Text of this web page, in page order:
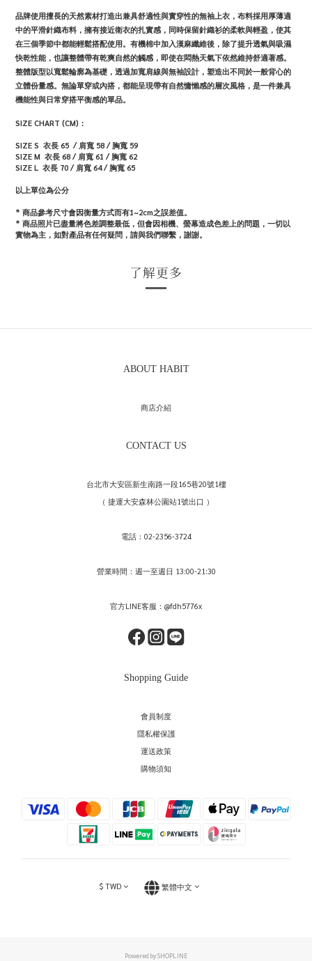
品牌使用擅長的天然素材打造出兼具舒適性與實穿性的無袖上衣，布料採用厚薄適
中的平滑針織布料，擁有接近衛衣的扎實感，同時保留針織衫的柔軟與輕盈，使其
在三個季節中都能輕鬆搭配使用。有機棉中加入漢麻纖維後，除了提升透氣與吸濕
快乾性能，也讓整體帶有乾爽自然的觸感，即使在悶熱天氣下依然維持舒適著感。
整體版型以寬鬆輪廓為基礎，透過加寬肩線與無袖設計，塑造出不同於一般背心的
立體份量感。無論單穿或內搭，都能呈現帶有自然慵懶感的層次風格，是一件兼具
機能性與日常穿搭平衡感的單品。
SIZE CHART (CM)：
SIZE S 衣長 65 / 肩寬 58 / 胸寬 59
SIZE M 衣長 68 / 肩寬 61 / 胸寬 62
SIZE L 衣長 70 / 肩寬 64 / 胸寬 65
以上單位為公分
* 商品參考尺寸會因衡量方式而有1~2cm之誤差值。
* 商品照片已盡量將色差調整最低，但會因相機、螢幕造成色差上的問題，一切以
實物為主，如對產品有任何疑問，請與我們聯繫，謝謝。
了解更多
ABOUT HABIT
商店介紹
CONTACT US
台北市大安區新生南路一段165巷20號1樓
（ 捷運大安森林公園站1號出口 ）
電話：02-2356-3724
營業時間：週一至週日 13:00-21:30
官方LINE客服：@fdh5776x
Shopping Guide
會員制度
隱私權保護
運送政策
購物須知
$ TWD 繁體中文
Powered by SHOPLINE